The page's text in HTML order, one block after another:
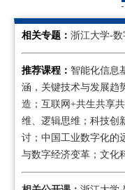
相关专题： 浙江大学-
推荐课程： 智能化信息
涵，关键技术与发展趋
造；互联网+共生共享
维、逻辑思维；科技创
讨；中国工业数字化的
与数字经济变革；文化